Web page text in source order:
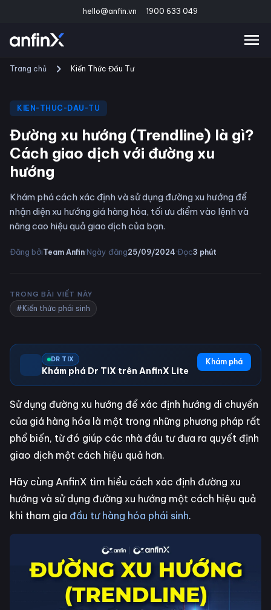
hello@anfin.vn 1900 633 049
Trang chủ Kiến Thức Đầu Tư
KIEN-THUC-DAU-TU
Đường xu hướng (Trendline) là gì?
Cách giao dịch với đường xu
hướng
Khám phá cách xác định và sử dụng đường xu hướng để
nhận diện xu hướng giá hàng hóa, tối ưu điểm vào lệnh và
nâng cao hiệu quả giao dịch của bạn.
Đăng bởiTeam Anfin·Ngày đăng25/09/2024·Đọc3 phút
TRONG BÀI VIẾT NÀY
#Kiến thức phái sinh
DR TIX
Khám phá Dr TiX trên AnfinX Lite
Khám phá
Sử dụng đường xu hướng để xác định hướng di chuyển
của giá hàng hóa là một trong những phương pháp rất
phổ biến, từ đó giúp các nhà đầu tư đưa ra quyết định
giao dịch một cách hiệu quả hơn.
Hãy cùng AnfinX tìm hiểu cách xác định đường xu
hướng và sử dụng đường xu hướng một cách hiệu quả
khi tham gia đầu tư hàng hóa phái sinh.